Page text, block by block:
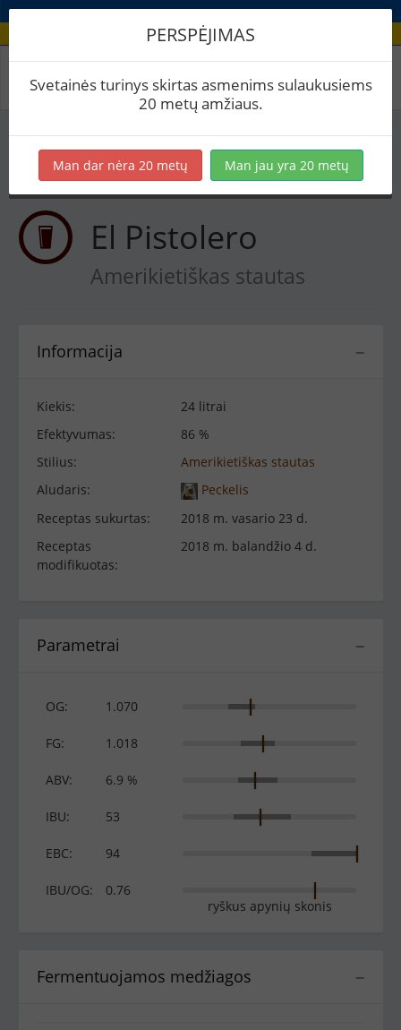
Receptas / El Pistolero
Virimai (1)
BeerXML
El Pistolero
Amerikietiškas stautas
−
Informacija
Kiekis:
24 litrai
Efektyvumas:
86 %
Stilius:
Amerikietiškas stautas
Aludaris:
Peckelis
Receptas sukurtas:
2018 m. vasario 23 d.
Receptas
modifikuotas:
2018 m. balandžio 4 d.
−
Parametrai
OG: 1.070
FG: 1.018
ABV: 6.9 %
IBU: 53
EBC: 94
IBU/OG:
0.76
ryškus apynių skonis
−
Fermentuojamos medžiagos
PERSPĖJIMAS
Svetainės turinys skirtas asmenims sulaukusiems
20 metų amžiaus.
Man dar nėra 20 metų Man jau yra 20 metų